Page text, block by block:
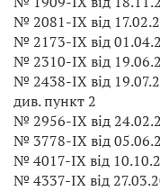
№ 2081-IX від
№ 2173-IX від
№ 2310-IX від
№ 2438-IX від
див. пункт 2
№ 2956-IX від
№ 3778-IX від
№ 4017-IX від
№ 4337-IX від